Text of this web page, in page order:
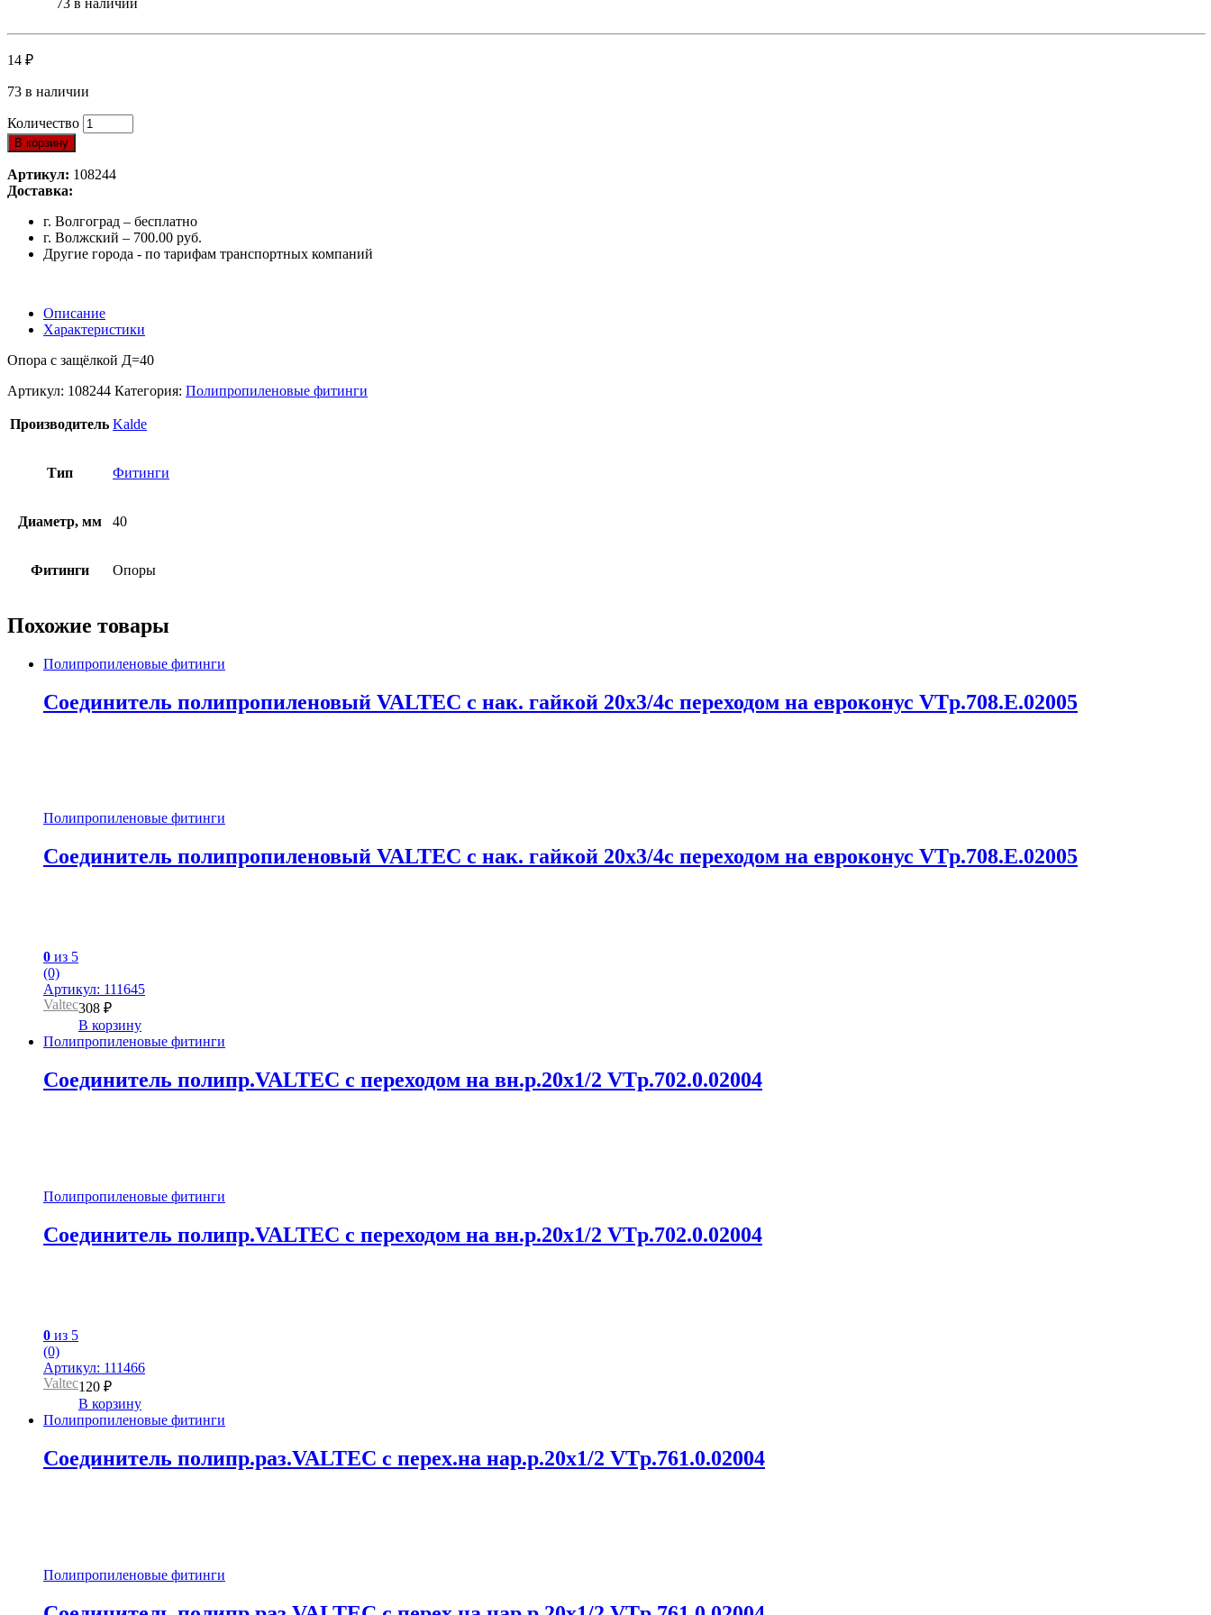
14 ₽
73 в наличии
Количество
В корзину
Артикул: 108244
Доставка:
г. Волгоград – бесплатно
г. Волжский – 700.00 руб.
Другие города - по тарифам транспортных компаний
Описание
Характеристики
Опора с защёлкой Д=40
Артикул: 108244 Категория: Полипропиленовые фитинги
Производитель Kalde
Тип Фитинги
Диаметр, мм 40
Фитинги Опоры
Похожие товары
Полипропиленовые фитинги
Соединитель полипропиленовый VALTEC с нак. гайкой 20х3/4c переходом на евроконус VTp.708.E.02005
Полипропиленовые фитинги
Соединитель полипропиленовый VALTEC с нак. гайкой 20х3/4c переходом на евроконус VTp.708.E.02005
0 из 5
(0)
Артикул: 111645
Valtec308 ₽
В корзину
Полипропиленовые фитинги
Соединитель полипр.VALTEC с переходом на вн.р.20х1/2 VTp.702.0.02004
Полипропиленовые фитинги
Соединитель полипр.VALTEC с переходом на вн.р.20х1/2 VTp.702.0.02004
0 из 5
(0)
Артикул: 111466
Valtec120 ₽
В корзину
Полипропиленовые фитинги
Соединитель полипр.раз.VALTEC с перех.на нар.р.20х1/2 VTp.761.0.02004
Полипропиленовые фитинги